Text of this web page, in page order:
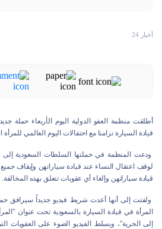
أخبار 24
أطلقت منظمة العفو الدولية اليوم الأربعاء حملة
قيادة السيارة تزامنا مع احتفالات اليوم العالمي
ودعت المنظمة في حملتها السلطات السعودية إلى
لوقف اعتقال النساء عند قيادة سياراتهن وإيقاف
قيادة سياراتهن وإلغاء أي عقوبات تتعلق بهذه المخالفة.
ولفتت إلى أنها أعدت شريط فيديو جديداً سيرافق
المرأة في قيادة السيارة بالسعودية تحت عنوان
إلى الحرية"، ويسلط الفيديو الضوء على العقوبات